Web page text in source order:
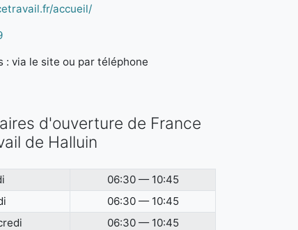
accueil/
via le site ou par téléphone
d'ouverture de France
de Halluin
06:30 — 10:45
06:30 — 10:45
06:30 — 10:45